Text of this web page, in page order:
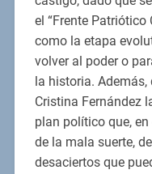
el “Frente Patriótico
como la etapa
volver al poder o
la historia.
Cristina Fernández
plan político que,
de la mala suerte,
desaciertos que